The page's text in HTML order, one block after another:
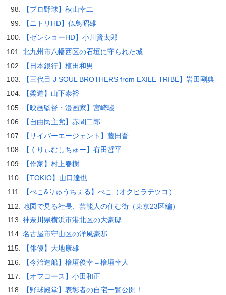
【プロ野球】秋山幸二
【ニトリHD】似鳥昭雄
【ゼンショーHD】小川賢太郎
北九州市八幡西区の石垣に守られた城
【日本銀行】植田和男
【三代目 J SOUL BROTHERS from EXILE TRIBE】岩田剛典
【柔道】山下泰裕
【映画監督・漫画家】宮崎駿
【自由民主党】赤間二郎
【サイバーエージェント】藤田晋
【くりぃむしちゅー】有田哲平
【作家】村上春樹
【TOKIO】山口達也
【ぺこ&りゅうちぇる】ぺこ（オクヒラテツコ）
地図で見る社長、芸能人の住む街（東京23区編）
神奈川県横浜市港北区の大豪邸
名古屋市守山区の洋風豪邸
【俳優】大地康雄
【今治造船】檜垣俊幸＝檜垣幸人
【オフコース】小田和正
【野球殿堂】表彰者の自宅一覧公開！